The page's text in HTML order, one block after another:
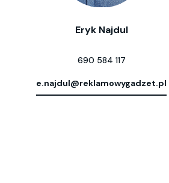
Eryk Najdul
690 584 117
e.najdul@reklamowygadzet.pl